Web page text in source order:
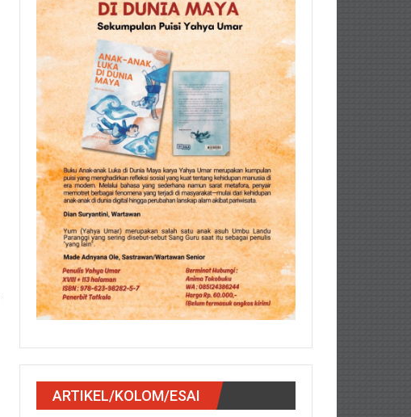
ARTIKEL/KOLOM/ESAI